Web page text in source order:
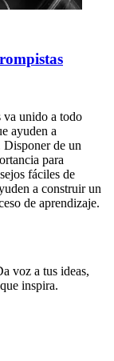
va unido a todo
ayuden a
de un
para
fáciles de
a construir un
de aprendizaje.
voz a tus ideas,
inspira.